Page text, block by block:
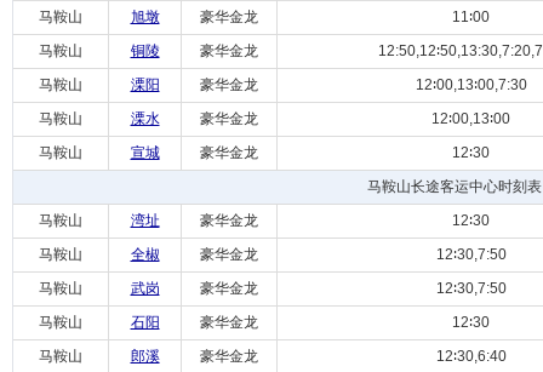
马鞍山
旭墩 豪华金龙
11∶00
马鞍山
铜陵 豪华金龙
马鞍山
溧阳 豪华金龙
12∶00,13∶00,7:30
马鞍山
溧水 豪华金龙
12∶00,13∶00
马鞍山
宣城 豪华金龙
12∶30
马鞍山长途客运中心时刻表
马鞍山
湾址 豪华金龙
12∶30
马鞍山
全椒 豪华金龙
12∶30,7:50
马鞍山
武岗 豪华金龙
12∶30,7:50
马鞍山
石阳 豪华金龙
12∶30
马鞍山
郎溪 豪华金龙
12∶30,6:40